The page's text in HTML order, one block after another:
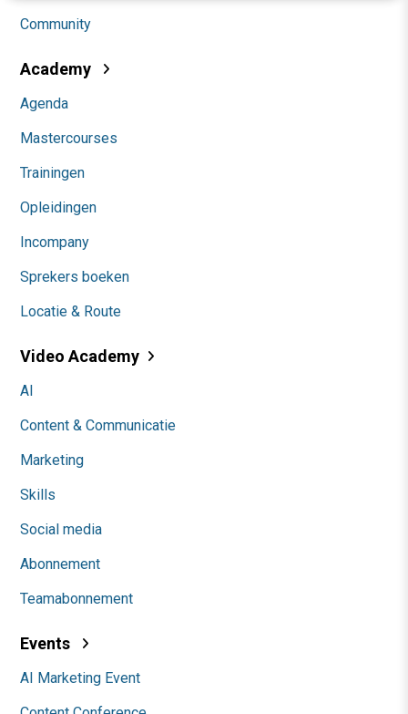
Community
Academy
Agenda
Mastercourses
Trainingen
Opleidingen
Incompany
Sprekers boeken
Locatie & Route
Video Academy
AI
Content & Communicatie
Marketing
Skills
Social media
Abonnement
Teamabonnement
Events
AI Marketing Event